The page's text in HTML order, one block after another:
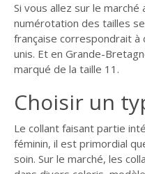
Si vous allez sur le marché
numérotation des tailles
française correspondrait à
unis. Et en Grande-
marqué de la taille 11.
Choisir un
Le collant faisant partie
féminin, il est primordial
soin. Sur le marché, les